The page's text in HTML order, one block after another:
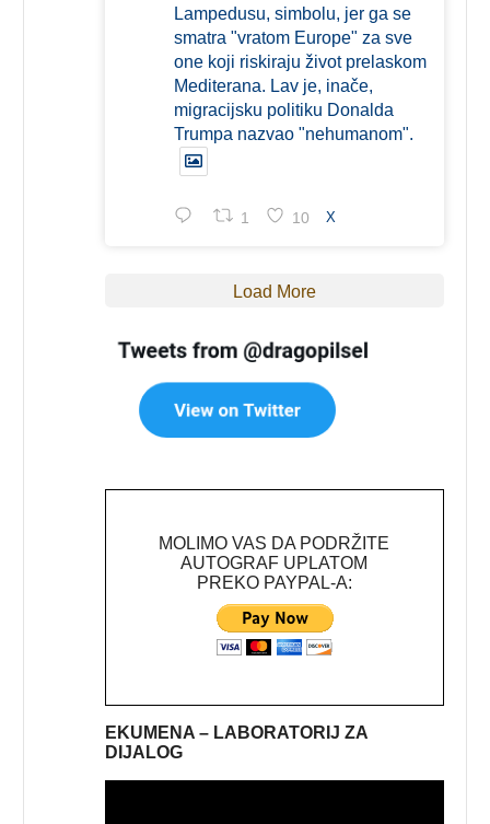
Lampedusu, simbolu, jer ga se
smatra "vratom Europe" za sve
one koji riskiraju život prelaskom
Mediterana. Lav je, inače,
migracijsku politiku Donalda
Trumpa nazvao "nehumanom".
1 10 X
Load More
MOLIMO VAS DA PODRŽITE
AUTOGRAF UPLATOM
PREKO PAYPAL-A:
EKUMENA – LABORATORIJ ZA
DIJALOG